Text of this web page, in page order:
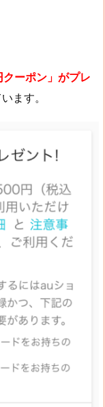
クーポン」がプレ
ます。